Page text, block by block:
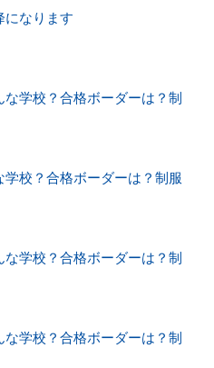
になります
学校？合格ボーダーは？制
学校？合格ボーダーは？制服
学校？合格ボーダーは？制
学校？合格ボーダーは？制